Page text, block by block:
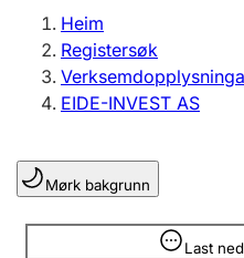
Enkeltpersonføretak
Registrere, endre, slette
Lag og foreining
Registrere, endre, slette
Heim
Registersøk
EIDE-INVEST AS
Mørk bakgrunn
Last
Opplysninger er skjult